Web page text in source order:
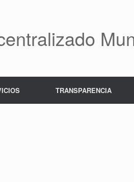
TRANSPARENCIA